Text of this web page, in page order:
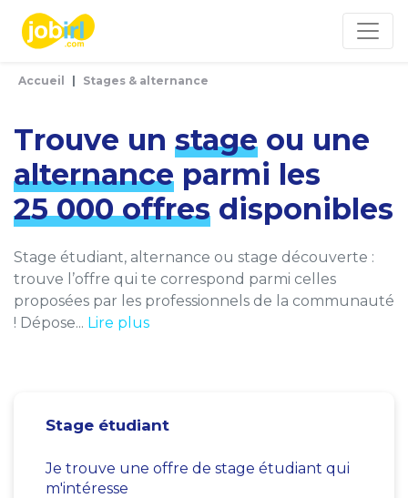
Accueil Stages & alternance
Trouve un stage ou une
alternance parmi les
25 000 offres disponibles
Stage étudiant, alternance ou stage découverte :
trouve l’offre qui te correspond parmi celles
proposées par les professionnels de la communauté
! Dépose... Lire plus
Stage étudiant
Je trouve une offre de stage étudiant qui
m'intéresse
Panneau de gestion des cookies